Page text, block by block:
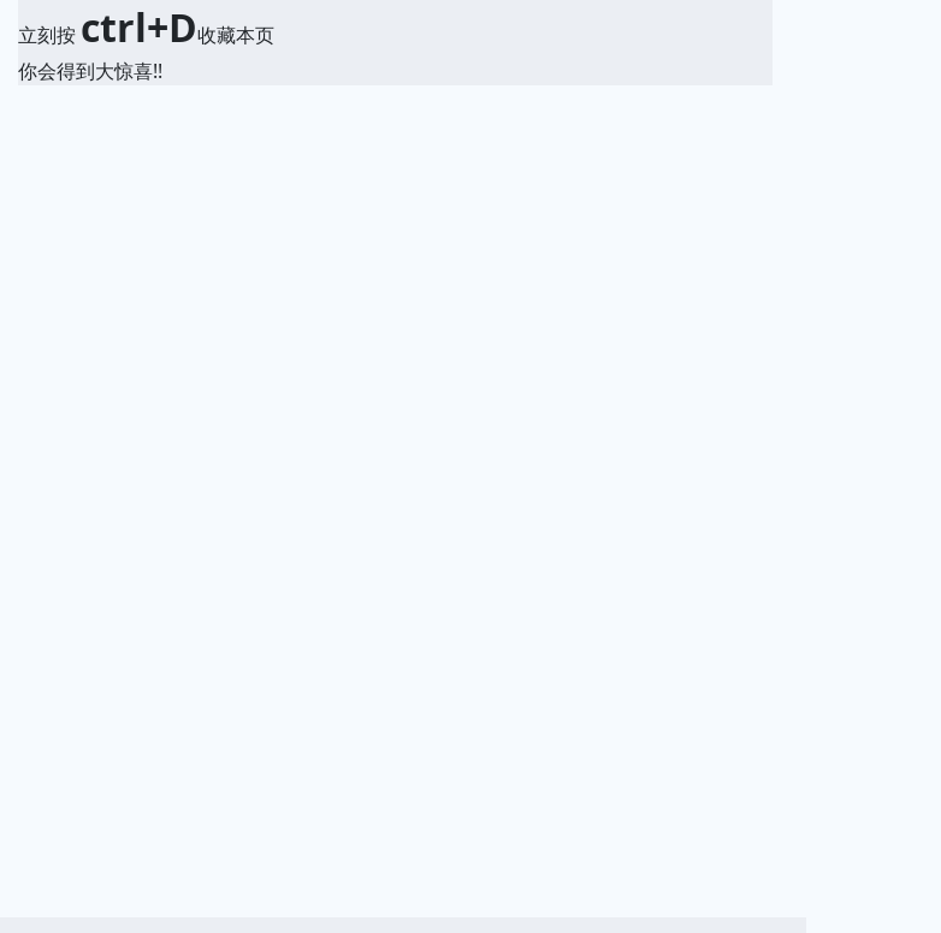
立刻按 ctrl+D收藏本页
你会得到大惊喜!!